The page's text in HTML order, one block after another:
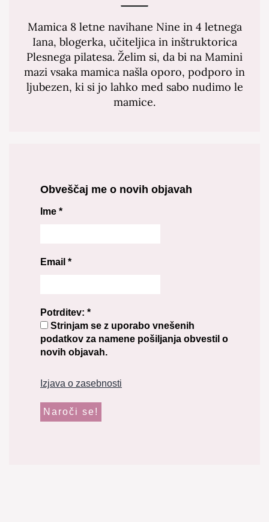
Mamica 8 letne navihane Nine in 4 letnega
Iana, blogerka, učiteljica in inštruktorica
Plesnega pilatesa. Želim si, da bi na Mamini
mazi vsaka mamica našla oporo, podporo in
ljubezen, ki si jo lahko med sabo nudimo le
mamice.
Obveščaj me o novih objavah
Ime *
Email *
Potrditev: *
Strinjam se z uporabo vnešenih
podatkov za namene pošiljanja obvestil o
novih objavah.
Izjava o zasebnosti